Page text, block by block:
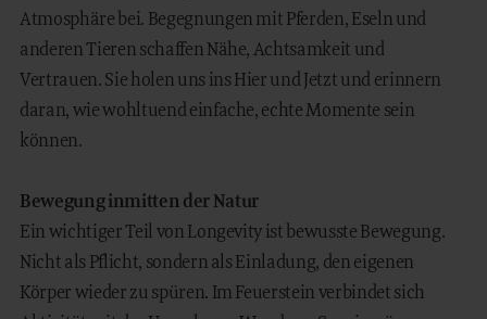
Atmosphäre bei. Begegnungen mit Pferden, Eseln und
anderen Tieren schaffen Nähe, Achtsamkeit und
Vertrauen. Sie holen uns ins Hier und Jetzt und erinnern
daran, wie wohltuend einfache, echte Momente sein
können.
Bewegung inmitten der Natur
Ein wichtiger Teil von Longevity ist bewusste Bewegung.
Nicht als Pflicht, sondern als Einladung, den eigenen
Körper wieder zu spüren. Im Feuerstein verbindet sich